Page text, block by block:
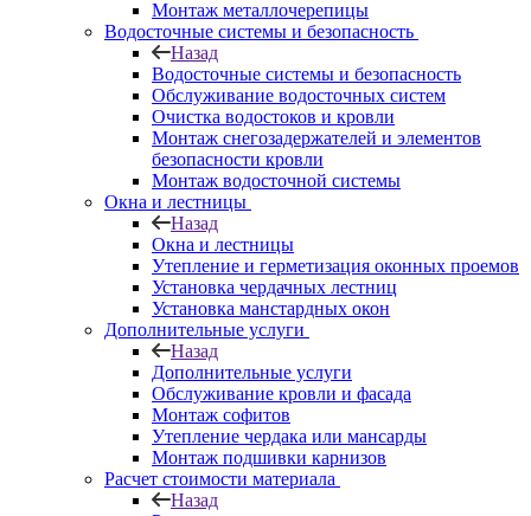
Монтаж металлочерепицы
Водосточные системы и безопасность
Назад
Водосточные системы и безопасность
Обслуживание водосточных систем
Очистка водостоков и кровли
Монтаж снегозадержателей и элементов
безопасности кровли
Монтаж водосточной системы
Окна и лестницы
Назад
Окна и лестницы
Утепление и герметизация оконных проемов
Установка чердачных лестниц
Установка манстардных окон
Дополнительные услуги
Назад
Дополнительные услуги
Обслуживание кровли и фасада
Монтаж софитов
Утепление чердака или мансарды
Монтаж подшивки карнизов
Расчет стоимости материала
Назад